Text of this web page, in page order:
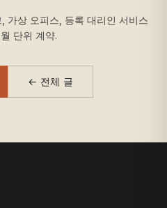
가상 오피스, 등록 대리인 서비스
단위 계약.
← 전체 글